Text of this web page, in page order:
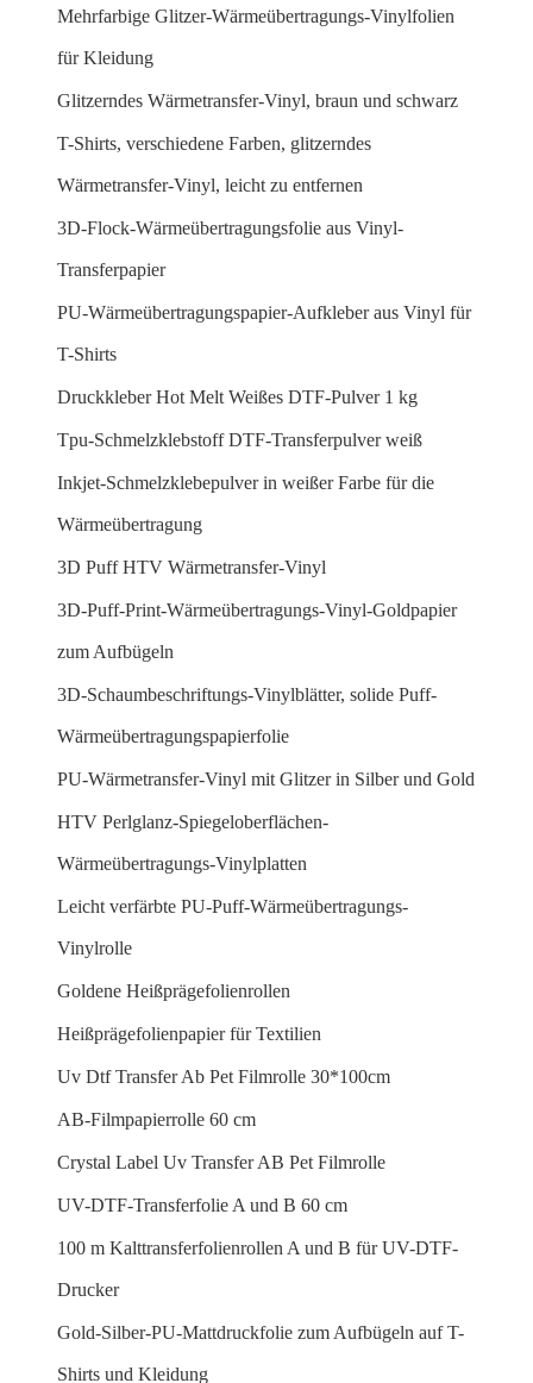
Mehrfarbige Glitzer-Wärmeübertragungs-Vinylfolien
für Kleidung
Glitzerndes Wärmetransfer-Vinyl, braun und schwarz
T-Shirts, verschiedene Farben, glitzerndes
Wärmetransfer-Vinyl, leicht zu entfernen
3D-Flock-Wärmeübertragungsfolie aus Vinyl-
Transferpapier
PU-Wärmeübertragungspapier-Aufkleber aus Vinyl für
T-Shirts
Druckkleber Hot Melt Weißes DTF-Pulver 1 kg
Tpu-Schmelzklebstoff DTF-Transferpulver weiß
Inkjet-Schmelzklebepulver in weißer Farbe für die
Wärmeübertragung
3D Puff HTV Wärmetransfer-Vinyl
3D-Puff-Print-Wärmeübertragungs-Vinyl-Goldpapier
zum Aufbügeln
3D-Schaumbeschriftungs-Vinylblätter, solide Puff-
Wärmeübertragungspapierfolie
PU-Wärmetransfer-Vinyl mit Glitzer in Silber und Gold
HTV Perlglanz-Spiegeloberflächen-
Wärmeübertragungs-Vinylplatten
Leicht verfärbte PU-Puff-Wärmeübertragungs-
Vinylrolle
Goldene Heißprägefolienrollen
Heißprägefolienpapier für Textilien
Uv Dtf Transfer Ab Pet Filmrolle 30*100cm
AB-Filmpapierrolle 60 cm
Crystal Label Uv Transfer AB Pet Filmrolle
UV-DTF-Transferfolie A und B 60 cm
100 m Kalttransferfolienrollen A und B für UV-DTF-
Drucker
Gold-Silber-PU-Mattdruckfolie zum Aufbügeln auf T-
Shirts und Kleidung